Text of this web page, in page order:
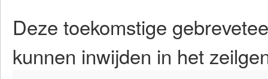
Deze toekomstige
kunnen inwijden in het